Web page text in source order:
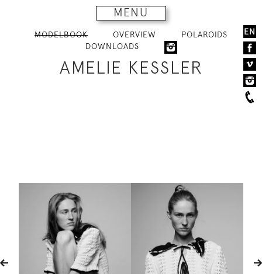
MENU
EN
MODELBOOK OVERVIEW
POLAROIDS
DOWNLOADS
AMELIE KESSLER